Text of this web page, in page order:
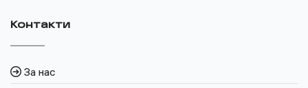
Контакти
За нас